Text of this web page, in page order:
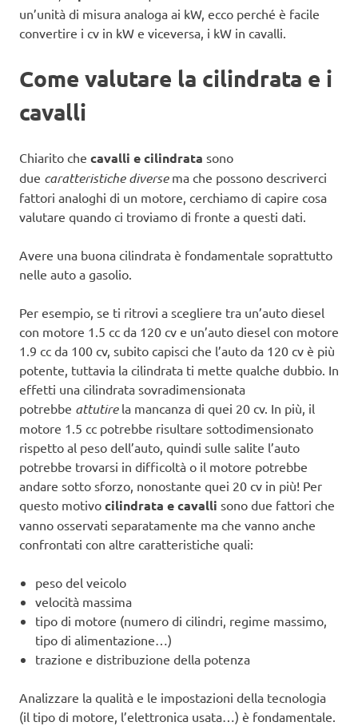
un’unità di misura analoga ai kW, ecco perché è facile
convertire i cv in kW e viceversa, i kW in cavalli.
Come valutare la cilindrata e i
cavalli
Chiarito che cavalli e cilindrata sono
due caratteristiche diverse ma che possono descriverci
fattori analoghi di un motore, cerchiamo di capire cosa
valutare quando ci troviamo di fronte a questi dati.
Avere una buona cilindrata è fondamentale soprattutto
nelle auto a gasolio.
Per esempio, se ti ritrovi a scegliere tra un’auto diesel
con motore 1.5 cc da 120 cv e un’auto diesel con motore
1.9 cc da 100 cv, subito capisci che l’auto da 120 cv è più
potente, tuttavia la cilindrata ti mette qualche dubbio. In
effetti una cilindrata sovradimensionata
potrebbe attutire la mancanza di quei 20 cv. In più, il
motore 1.5 cc potrebbe risultare sottodimensionato
rispetto al peso dell’auto, quindi sulle salite l’auto
potrebbe trovarsi in difficoltà o il motore potrebbe
andare sotto sforzo, nonostante quei 20 cv in più! Per
questo motivo cilindrata e cavalli sono due fattori che
vanno osservati separatamente ma che vanno anche
confrontati con altre caratteristiche quali:
peso del veicolo
velocità massima
tipo di motore (numero di cilindri, regime massimo,
tipo di alimentazione…)
trazione e distribuzione della potenza
Analizzare la qualità e le impostazioni della tecnologia
(il tipo di motore, l’elettronica usata…) è fondamentale.